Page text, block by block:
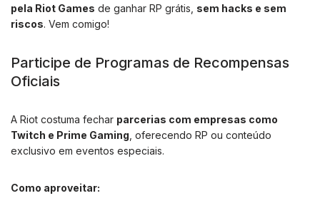
pela Riot Games de ganhar RP grátis, sem hacks e sem
riscos. Vem comigo!
Participe de Programas de Recompensas
Oficiais
A Riot costuma fechar parcerias com empresas como
Twitch e Prime Gaming , oferecendo RP ou conteúdo
exclusivo em eventos especiais.
Como aproveitar: